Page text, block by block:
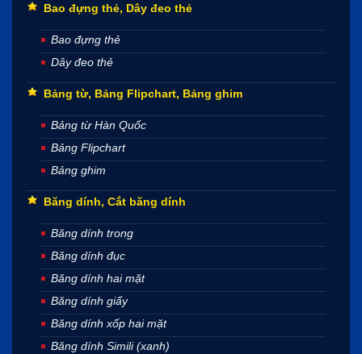
Bao đựng thẻ, Dây đeo thẻ
Bao đựng thẻ
Dây đeo thẻ
Bảng từ, Bảng Flipchart, Bảng ghim
Bảng từ Hàn Quốc
Bảng Flipchart
Bảng ghim
Băng dính, Cắt băng dính
Băng dính trong
Băng dính đục
Băng dính hai mặt
Băng dính giấy
Băng dính xốp hai mặt
Băng dính Simili (xanh)